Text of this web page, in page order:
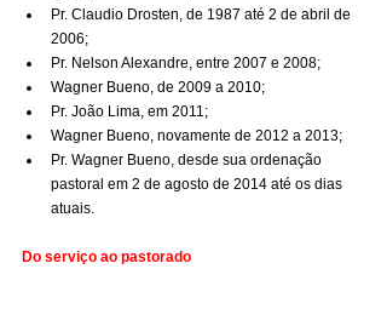
Pr. Claudio Drosten, de 1987 até 2 de abril de
2006;
Pr. Nelson Alexandre, entre 2007 e 2008;
Wagner Bueno, de 2009 a 2010;
Pr. João Lima, em 2011;
Wagner Bueno, novamente de 2012 a 2013;
Pr. Wagner Bueno, desde sua ordenação
pastoral em 2 de agosto de 2014 até os dias
atuais.
Do serviço ao pastorado